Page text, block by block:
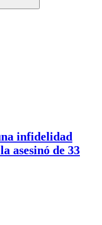
infidelidad
asesinó de 33